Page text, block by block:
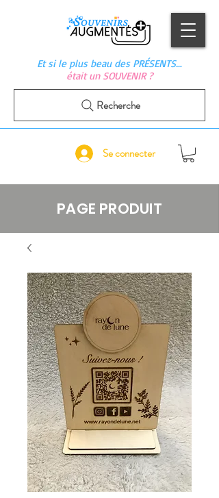
Et si le plus beau des PRÉSENTS…
était un SOUVENIR ?
Se connecter
Recherche
PAGE PRODUIT